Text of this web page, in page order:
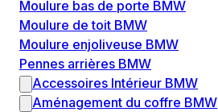
Moulure bas de porte BMW
Moulure de toit BMW
Moulure enjoliveuse BMW
Pennes arrières BMW
Accessoires Intérieur BMW
Aménagement du coffre BMW